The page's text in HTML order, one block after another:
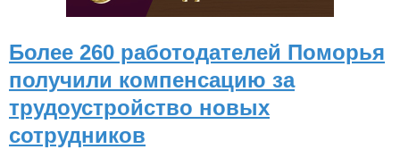
Более 260 работодателей Поморья
получили компенсацию за
трудоустройство новых
сотрудников